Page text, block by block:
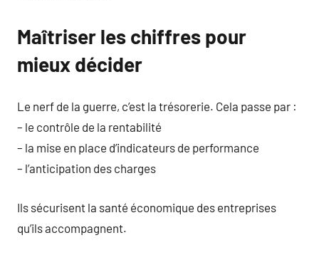
Maîtriser les chiffres pour
mieux décider
Le nerf de la guerre, c’est la trésorerie. Cela passe par :
– le contrôle de la rentabilité
– la mise en place d’indicateurs de performance
– l’anticipation des charges
Ils sécurisent la santé économique des entreprises
qu’ils accompagnent.